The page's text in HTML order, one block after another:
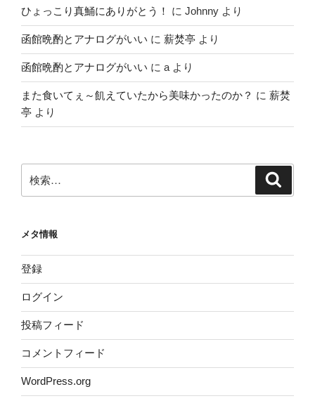
ひょっこり真鯒にありがとう！ に Johnny より
函館晩酌とアナログがいい に 薪焚亭 より
函館晩酌とアナログがいい に a より
また食いてぇ～飢えていたから美味かったのか？ に 薪焚
亭 より
索:
メタ情報
登録
ログイン
投稿フィード
コメントフィード
WordPress.org